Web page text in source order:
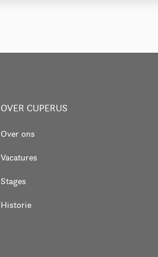
OVER CUPERUS
Over ons
Vacatures
Stages
Historie